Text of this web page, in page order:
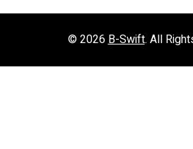
© 2026B-Swift. All